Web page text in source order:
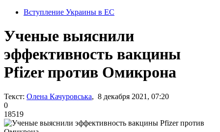
Вступление Украины в ЕС
Ученые выяснили
эффективность вакцины
Pfizer против Омикрона
Текст: Олена Качуровська, 8 декабря 2021, 07:20
0
18519